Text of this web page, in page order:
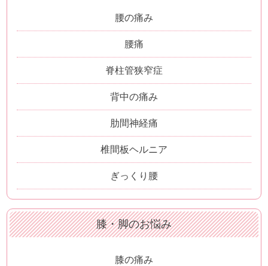
腰の痛み
腰痛
脊柱管狭窄症
背中の痛み
肋間神経痛
椎間板ヘルニア
ぎっくり腰
膝・脚のお悩み
膝の痛み